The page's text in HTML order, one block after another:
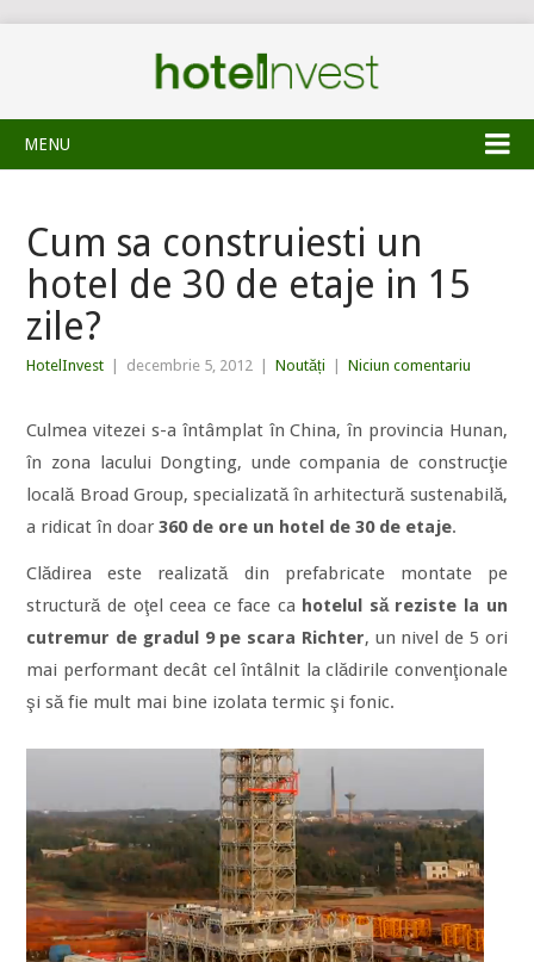
MENU
Cum sa construiesti un
hotel de 30 de etaje in 15
zile?
HotelInvest decembrie 5, 2012 Noutăți Niciun comentariu
Culmea vitezei s-a întâmplat în China, în provincia Hunan,
în zona lacului Dongting, unde compania de construcţie
locală Broad Group, specializată în arhitectură sustenabilă,
a ridicat în doar360 de ore un hotel de 30 de etaje.
Clădirea este realizată din prefabricate montate pe
structură de oţel ceea ce face ca hotelul să reziste la un
cutremur de gradul 9 pe scara Richter, un nivel de 5 ori
mai performant decât cel întâlnit la clădirile convenţionale
şi să fie mult mai bine izolata termic şi fonic.